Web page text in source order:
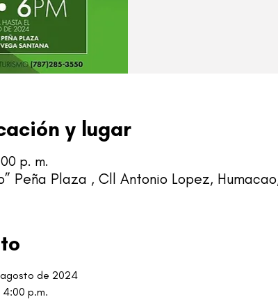
y lugar
p. m.
Peña Plaza , Cll Antonio Lopez,
de 2024
4:00 p.m.